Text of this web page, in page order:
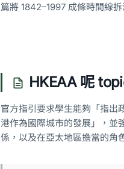
篇將 1842–1997 成條時間線
HKEAA 呢
官方指引要求學生能夠「指出
港作為國際城市的發展」，並
係，以及在亞太地區擔當的角